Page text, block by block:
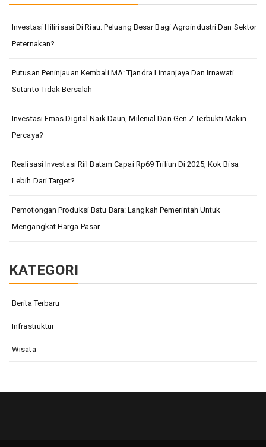
Investasi Hilirisasi Di Riau: Peluang Besar Bagi Agroindustri Dan Sektor
Peternakan?
Putusan Peninjauan Kembali MA: Tjandra Limanjaya Dan Irnawati
Sutanto Tidak Bersalah
Investasi Emas Digital Naik Daun, Milenial Dan Gen Z Terbukti Makin
Percaya?
Realisasi Investasi Riil Batam Capai Rp69 Triliun Di 2025, Kok Bisa
Lebih Dari Target?
Pemotongan Produksi Batu Bara: Langkah Pemerintah Untuk
Mengangkat Harga Pasar
KATEGORI
Berita Terbaru
Infrastruktur
Wisata